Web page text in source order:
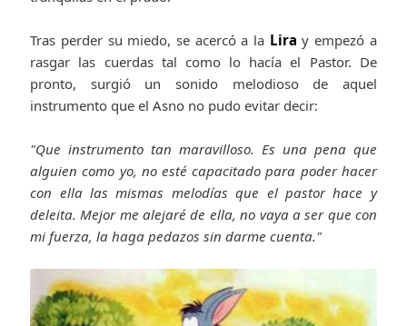
Tras perder su miedo, se acercó a la Liray empezó a
rasgar las cuerdas tal como lo hacía el Pastor. De
pronto, surgió un sonido melodioso de aquel
instrumento que el Asno no pudo evitar decir:
"Que instrumento tan maravilloso. Es una pena que
alguien como yo, no esté capacitado para poder hacer
con ella las mismas melodías que el pastor hace y
deleita. Mejor me alejaré de ella, no vaya a ser que con
mi fuerza, la haga pedazos sin darme cuenta."